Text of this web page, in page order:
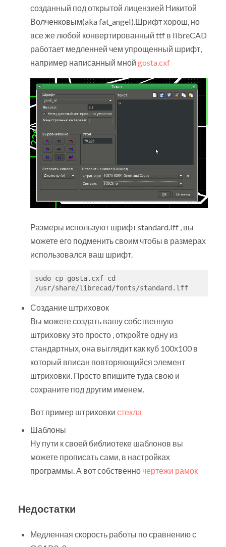
созданный под открытой лицензией Никитой
Волченковым(aka fat_angel).Шрифт хорош, но
все же любой конвертированный ttf в libreCAD
работает медленней чем упрощенный шрифт,
например написанный мнойgosta.cxf
Размеры используют шрифт standard.lff , вы
можете его подменить своим чтобы в размерах
использовался ваш шрифт.
sudo cp gosta.cxf cd
/usr/share/librecad/fonts/standard.lff
Создание штриховок
Вы можете создать вашу собственную
штриховку это просто , откройте одну из
стандартных, она выглядит как куб 100х100 в
который вписан повторяющийся элемент
штриховки. Просто впишите туда свою и
сохраните под другим именем.
Вот пример штриховкистекла
Шаблоны
Ну пути к своей библиотеке шаблонов вы
можете прописать сами, в настройках
программы. А вот собственно чертежи рамок
Недостатки
Медленная скорость работы по сравнению с